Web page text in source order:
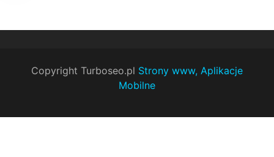
Copyright Turboseo.pl Strony www, Aplikacje
Mobilne